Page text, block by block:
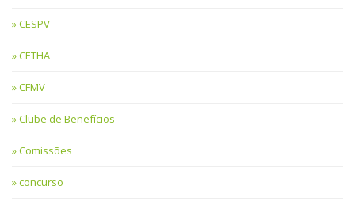
CESPV
CETHA
CFMV
Clube de Benefícios
Comissões
concurso